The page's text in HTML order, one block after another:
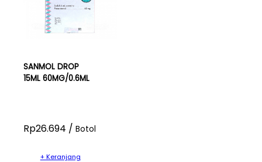
SANMOL DROP
15ML 60MG/0.6ML
Rp26.694 / Botol
+ Keranjang